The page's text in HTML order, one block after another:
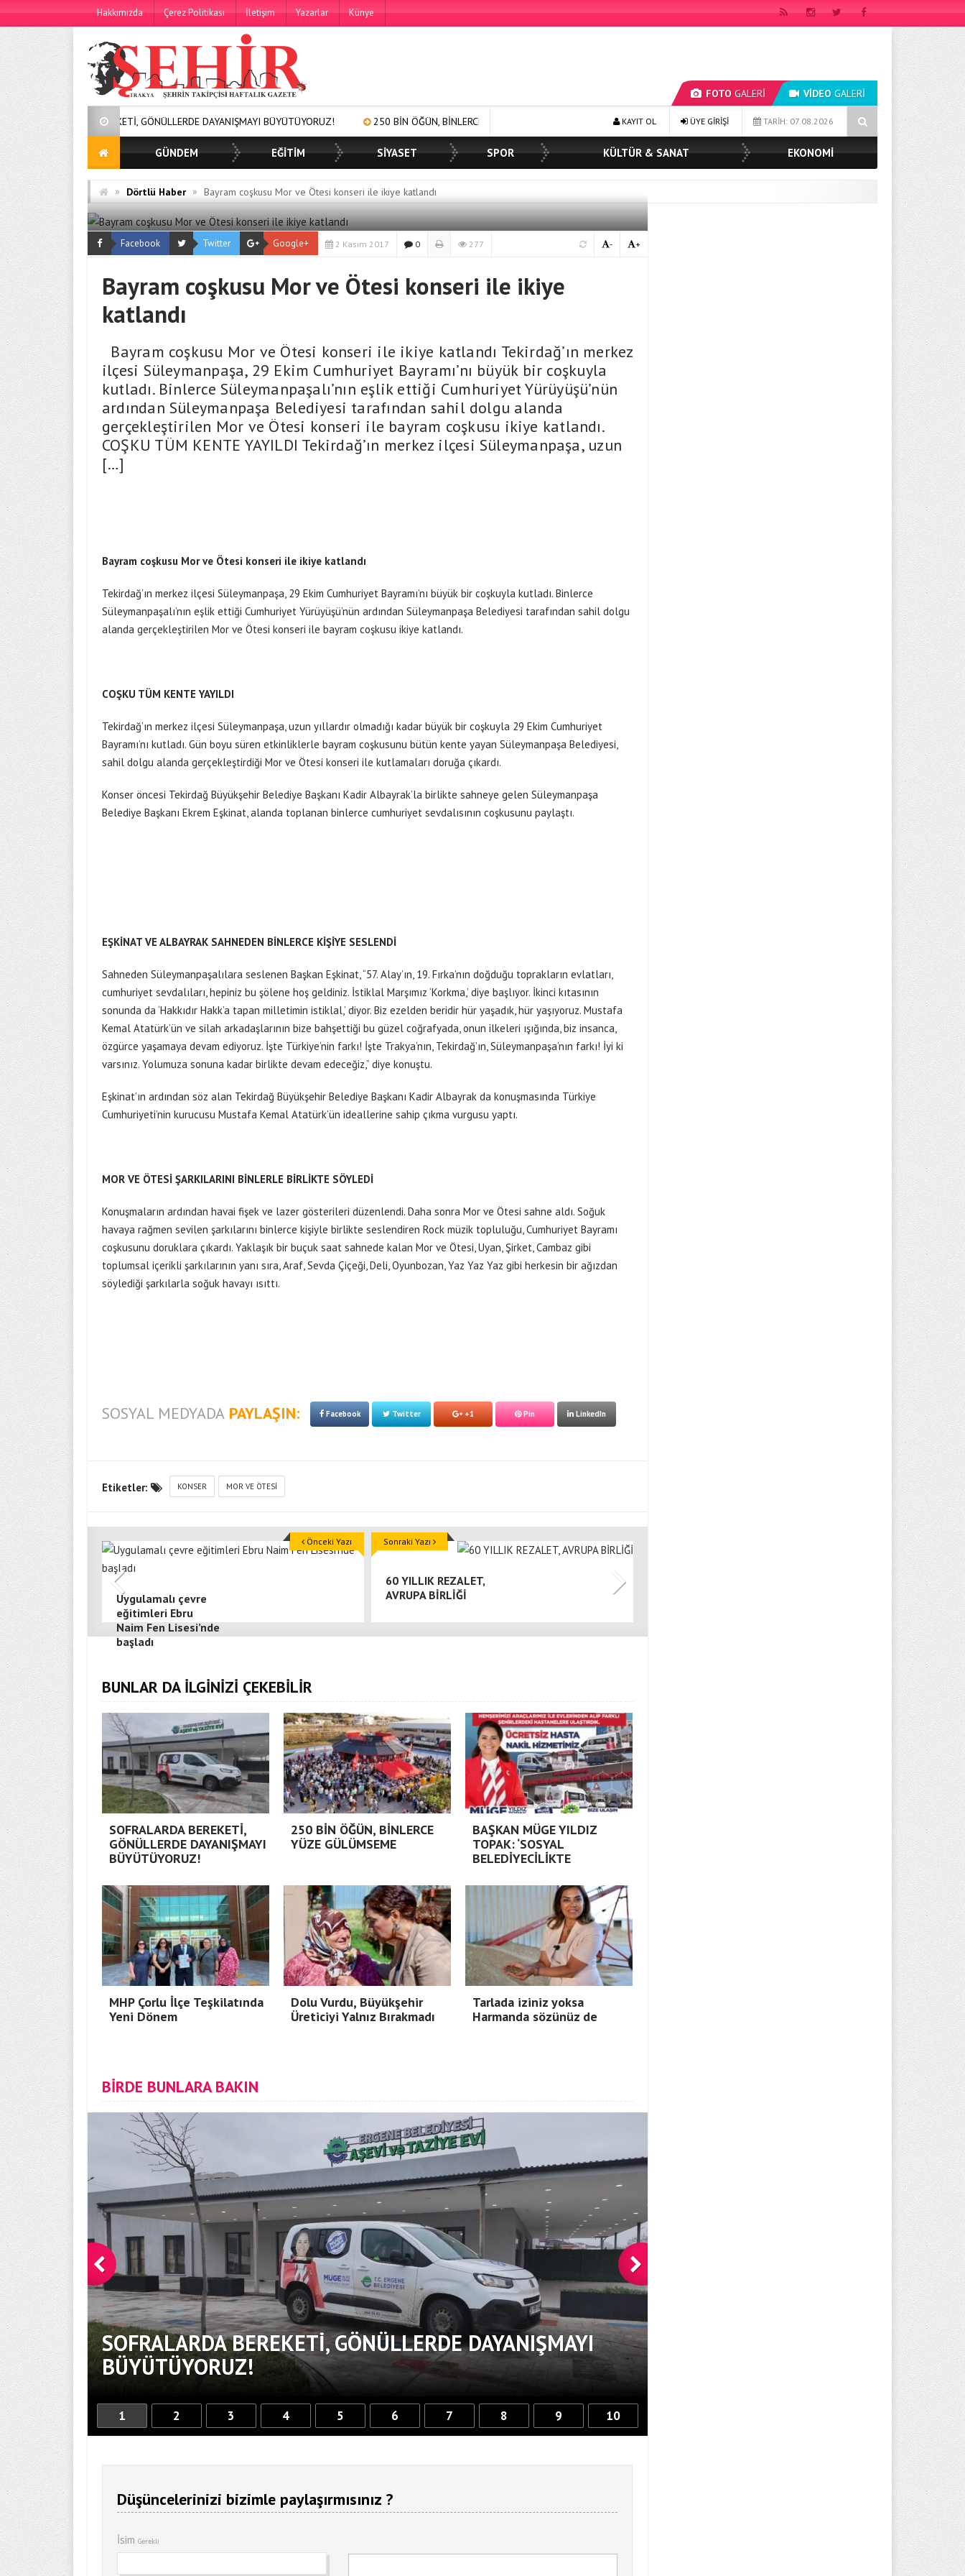
Hakkımızda Çerez Politikası İletişim Yazarlar Künye
FOTO GALERİ VİDEO GALERİ
BEREKETİ, GÖNÜLLERDE DAYANIŞMAYI BÜYÜTÜYORUZ! 250 BİN ÖĞÜN, BİNLERCE YÜZE GÜLÜMSEME BAŞKAN MÜGE YILDIZ TOPAK: ‘SOSYAL BELEDİYECİLİKTE HİÇBİR HEMŞERİMİZİ YALNIZ
TARİH: 07.08.2026
ÜYE GİRİŞİ
KAYIT OL
GÜNDEM EĞİTİM SİYASET SPOR KÜLTÜR & SANAT EKONOMİ
» Dörtlü Haber » Bayram coşkusu Mor ve Ötesi konseri ile ikiye katlandı
Facebook Twitter Google+ 2 Kasım 2017 0 277 +
-
Bayram coşkusu Mor ve Ötesi konseri ile ikiye
katlandı
Bayram coşkusu Mor ve Ötesi konseri ile ikiye katlandı Tekirdağ’ın merkez
ilçesi Süleymanpaşa, 29 Ekim Cumhuriyet Bayramı’nı büyük bir coşkuyla
kutladı. Binlerce Süleymanpaşalı’nın eşlik ettiği Cumhuriyet Yürüyüşü’nün
ardından Süleymanpaşa Belediyesi tarafından sahil dolgu alanda
gerçekleştirilen Mor ve Ötesi konseri ile bayram coşkusu ikiye katlandı.
COŞKU TÜM KENTE YAYILDI Tekirdağ’ın merkez ilçesi Süleymanpaşa, uzun
[…]
Bayram coşkusu Mor ve Ötesi konseri ile ikiye katlandı
Tekirdağ’ın merkez ilçesi Süleymanpaşa, 29 Ekim Cumhuriyet Bayramı’nı büyük bir coşkuyla kutladı. Binlerce
Süleymanpaşalı’nın eşlik ettiği Cumhuriyet Yürüyüşü’nün ardından Süleymanpaşa Belediyesi tarafından sahil dolgu
alanda gerçekleştirilen Mor ve Ötesi konseri ile bayram coşkusu ikiye katlandı.
COŞKU TÜM KENTE YAYILDI
Tekirdağ’ın merkez ilçesi Süleymanpaşa, uzun yıllardır olmadığı kadar büyük bir coşkuyla 29 Ekim Cumhuriyet
Bayramı’nı kutladı. Gün boyu süren etkinliklerle bayram coşkusunu bütün kente yayan Süleymanpaşa Belediyesi,
sahil dolgu alanda gerçekleştirdiği Mor ve Ötesi konseri ile kutlamaları doruğa çıkardı.
Konser öncesi Tekirdağ Büyükşehir Belediye Başkanı Kadir Albayrak’la birlikte sahneye gelen Süleymanpaşa
Belediye Başkanı Ekrem Eşkinat, alanda toplanan binlerce cumhuriyet sevdalısının coşkusunu paylaştı.
EŞKİNAT VE ALBAYRAK SAHNEDEN BİNLERCE KİŞİYE SESLENDİ
Sahneden Süleymanpaşalılara seslenen Başkan Eşkinat, “57. Alay’ın, 19. Fırka’nın doğduğu toprakların evlatları,
cumhuriyet sevdalıları, hepiniz bu şölene hoş geldiniz. İstiklal Marşımız ‘Korkma,’ diye başlıyor. İkinci kıtasının
sonunda da ‘Hakkıdır Hakk’a tapan milletimin istiklal,’ diyor. Biz ezelden beridir hür yaşadık, hür yaşıyoruz. Mustafa
Kemal Atatürk’ün ve silah arkadaşlarının bize bahşettiği bu güzel coğrafyada, onun ilkeleri ışığında, biz insanca,
özgürce yaşamaya devam ediyoruz. İşte Türkiye’nin farkı! İşte Trakya’nın, Tekirdağ’ın, Süleymanpaşa’nın farkı! İyi ki
varsınız. Yolumuza sonuna kadar birlikte devam edeceğiz,” diye konuştu.
Eşkinat’ın ardından söz alan Tekirdağ Büyükşehir Belediye Başkanı Kadir Albayrak da konuşmasında Türkiye
Cumhuriyeti’nin kurucusu Mustafa Kemal Atatürk’ün ideallerine sahip çıkma vurgusu yaptı.
MOR VE ÖTESİ ŞARKILARINI BİNLERLE BİRLİKTE SÖYLEDİ
Konuşmaların ardından havai fişek ve lazer gösterileri düzenlendi. Daha sonra Mor ve Ötesi sahne aldı. Soğuk
havaya rağmen sevilen şarkılarını binlerce kişiyle birlikte seslendiren Rock müzik topluluğu, Cumhuriyet Bayramı
coşkusunu doruklara çıkardı. Yaklaşık bir buçuk saat sahnede kalan Mor ve Ötesi, Uyan, Şirket, Cambaz gibi
toplumsal içerikli şarkılarının yanı sıra, Araf, Sevda Çiçeği, Deli, Oyunbozan, Yaz Yaz Yaz gibi herkesin bir ağızdan
söylediği şarkılarla soğuk havayı ısıttı.
SOSYAL MEDYADA PAYLAŞIN: Facebook Twitter +1 Pin LinkedIn
Etiketler: KONSER MOR VE ÖTESI
Uygulamalı çevre
eğitimleri Ebru
Naim Fen Lisesi’nde
başladı
Önceki Yazı
60 YILLIK REZALET,
AVRUPA BİRLİĞİ
Sonraki Yazı
BUNLAR DA İLGİNİZİ ÇEKEBİLİR
SOFRALARDA BEREKETİ,
GÖNÜLLERDE DAYANIŞMAYI
BÜYÜTÜYORUZ!
250 BİN ÖĞÜN, BİNLERCE
YÜZE GÜLÜMSEME
BAŞKAN MÜGE YILDIZ
TOPAK: ‘SOSYAL
BELEDİYECİLİKTE
MHP Çorlu İlçe Teşkilatında
Yeni Dönem
Dolu Vurdu, Büyükşehir
Üreticiyi Yalnız Bırakmadı
Tarlada iziniz yoksa
Harmanda sözünüz de
BİRDE BUNLARA BAKIN
SOFRALARDA BEREKETİ, GÖNÜLLERDE DAYANIŞMAYI
BÜYÜTÜYORUZ!
250 BİN ÖĞÜN, BİNLERCE
1 2 3 4 5 6 7 8 9 10
Düşüncelerinizi bizimle paylaşırmısınız ?
İsim Gerekli